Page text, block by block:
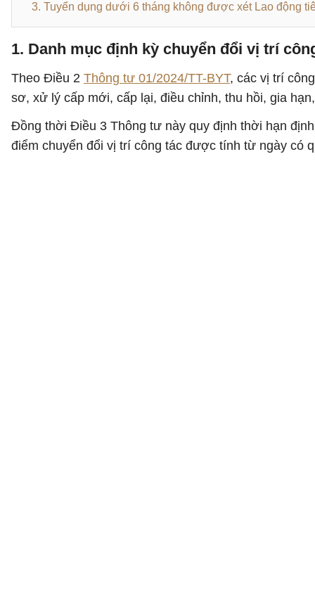
3. Tuyển dụng dưới 6 tháng không được xét Lao động
1. Danh mục định kỳ chuyển đổi vị trí
Theo Điều 2 Thông tư 01/2024/TT-BYT, các vị trí
sơ, xử lý cấp mới, cấp lại, điều chỉnh, thu hồi, gia
Đồng thời Điều 3 Thông tư này quy định thời hạn
điểm chuyển đổi vị trí công tác được tính từ ngày có